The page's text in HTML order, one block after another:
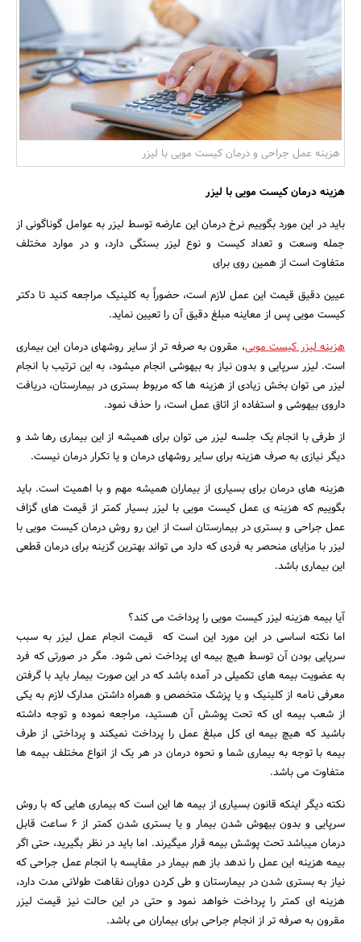
بانک، بیمه و سرمایه
مسکن و ساختمان
هزینه عمل جراحی و درمان کیست مویی با لیزر
هزینه درمان کیست مویی با لیزر
باید در این مورد بگوییم نرخ درمان این عارضه توسط لیزر به عوامل گوناگونی از
جمله وسعت و تعداد کیست و نوع لیزر بستگی دارد، و در موارد مختلف
متفاوت است از همین روی برای
عیین دقیق قیمت این عمل لازم است، حضوراً به کلینیک مراجعه کنید تا دکتر
کیست مویی پس از معاینه مبلغ دقیق آن را تعیین نماید.
هزینه لیزر کیست مویی، مقرون به صرفه تر از سایر روشهای درمان این بیماری
است. لیزر سرپایی و بدون نیاز به بیهوشی انجام میشود، به این ترتیب با انجام
لیزر می توان بخش زیادی از هزینه ها که مربوط بستری در بیمارستان، دریافت
داروی بیهوشی و استفاده از اتاق عمل است، را حذف نمود.
از طرفی با انجام یک جلسه لیزر می توان برای همیشه از این بیماری رها شد و
دیگر نیازی به صرف هزینه برای سایر روشهای درمان و یا تکرار درمان نیست.
هزینه های درمان برای بسیاری از بیماران همیشه مهم و با اهمیت است. باید
بگوییم که هزینه ی عمل کیست مویی با لیزر بسیار کمتر از قیمت های گزاف
عمل جراحی و بستری در بیمارستان است از این رو روش درمان کیست مویی با
لیزر با مزایای منحصر به فردی که دارد می تواند بهترین گزینه برای درمان قطعی
این بیماری باشد.
آیا بیمه هزینه لیزر کیست مویی را پرداخت می کند؟
اما نکته اساسی در این مورد این است که قیمت انجام عمل لیزر به سبب
سرپایی بودن آن توسط هیچ بیمه ای پرداخت نمی شود. مگر در صورتی که فرد
به عضویت بیمه های تکمیلی در آمده باشد که در این صورت بیمار باید با گرفتن
معرفی نامه از کلینیک و یا پزشک متخصص و همراه داشتن مدارک لازم به یکی
از شعب بیمه ای که تحت پوشش آن هستید، مراجعه نموده و توجه داشته
باشید که هیچ بیمه ای کل مبلغ عمل را پرداخت نمیکند و پرداختی از طرف
بیمه با توجه به بیماری شما و نحوه درمان در هر یک از انواع مختلف بیمه ها
متفاوت می باشد.
نکته دیگر اینکه قانون بسیاری از بیمه ها این است که بیماری هایی که با روش
سرپایی و بدون بیهوش شدن بیمار و یا بستری شدن کمتر از ۶ ساعت قابل
درمان میباشد تحت پوشش بیمه قرار میگیرند. اما باید در نظر بگیرید، حتی اگر
بیمه هزینه این عمل را ندهد باز هم بیمار در مقایسه با انجام عمل جراحی که
نیاز به بستری شدن در بیمارستان و طی کردن دوران نقاهت طولانی مدت دارد،
هزینه ای کمتر را پرداخت خواهد نمود و حتی در این حالت نیز قیمت لیزر
مقرون به صرفه تر از انجام جراحی برای بیماران می باشد.